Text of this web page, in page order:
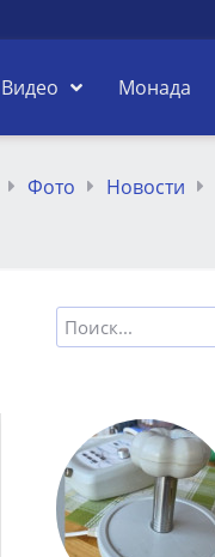
Видео Монада
Фото Новости